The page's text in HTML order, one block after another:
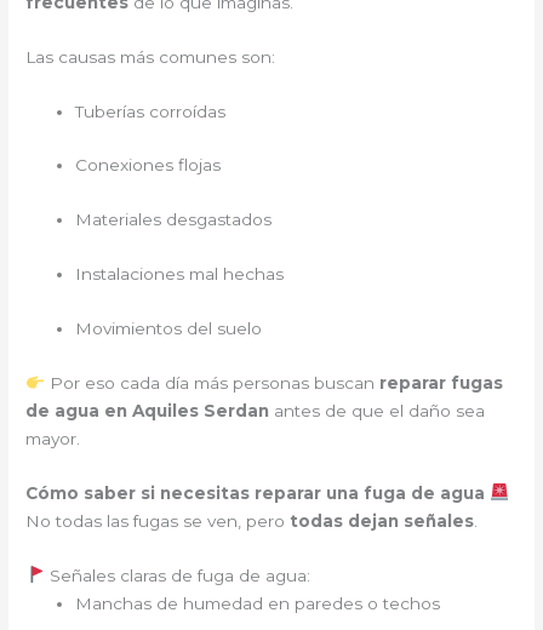
Las causas más comunes son:
Tuberías corroídas
Conexiones flojas
Materiales desgastados
Instalaciones mal hechas
Movimientos del suelo
Por eso cada día más personas buscan reparar fugas
de agua en Aquiles Serdan antes de que el daño sea
mayor.
Cómo saber si necesitas reparar una fuga de agua
No todas las fugas se ven, pero todas dejan señales
Señales claras de fuga de agua:
Manchas de humedad en paredes o techos